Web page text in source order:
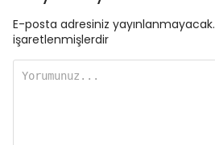
E-posta adresiniz yayınlanmayacak.
işaretlenmişlerdir